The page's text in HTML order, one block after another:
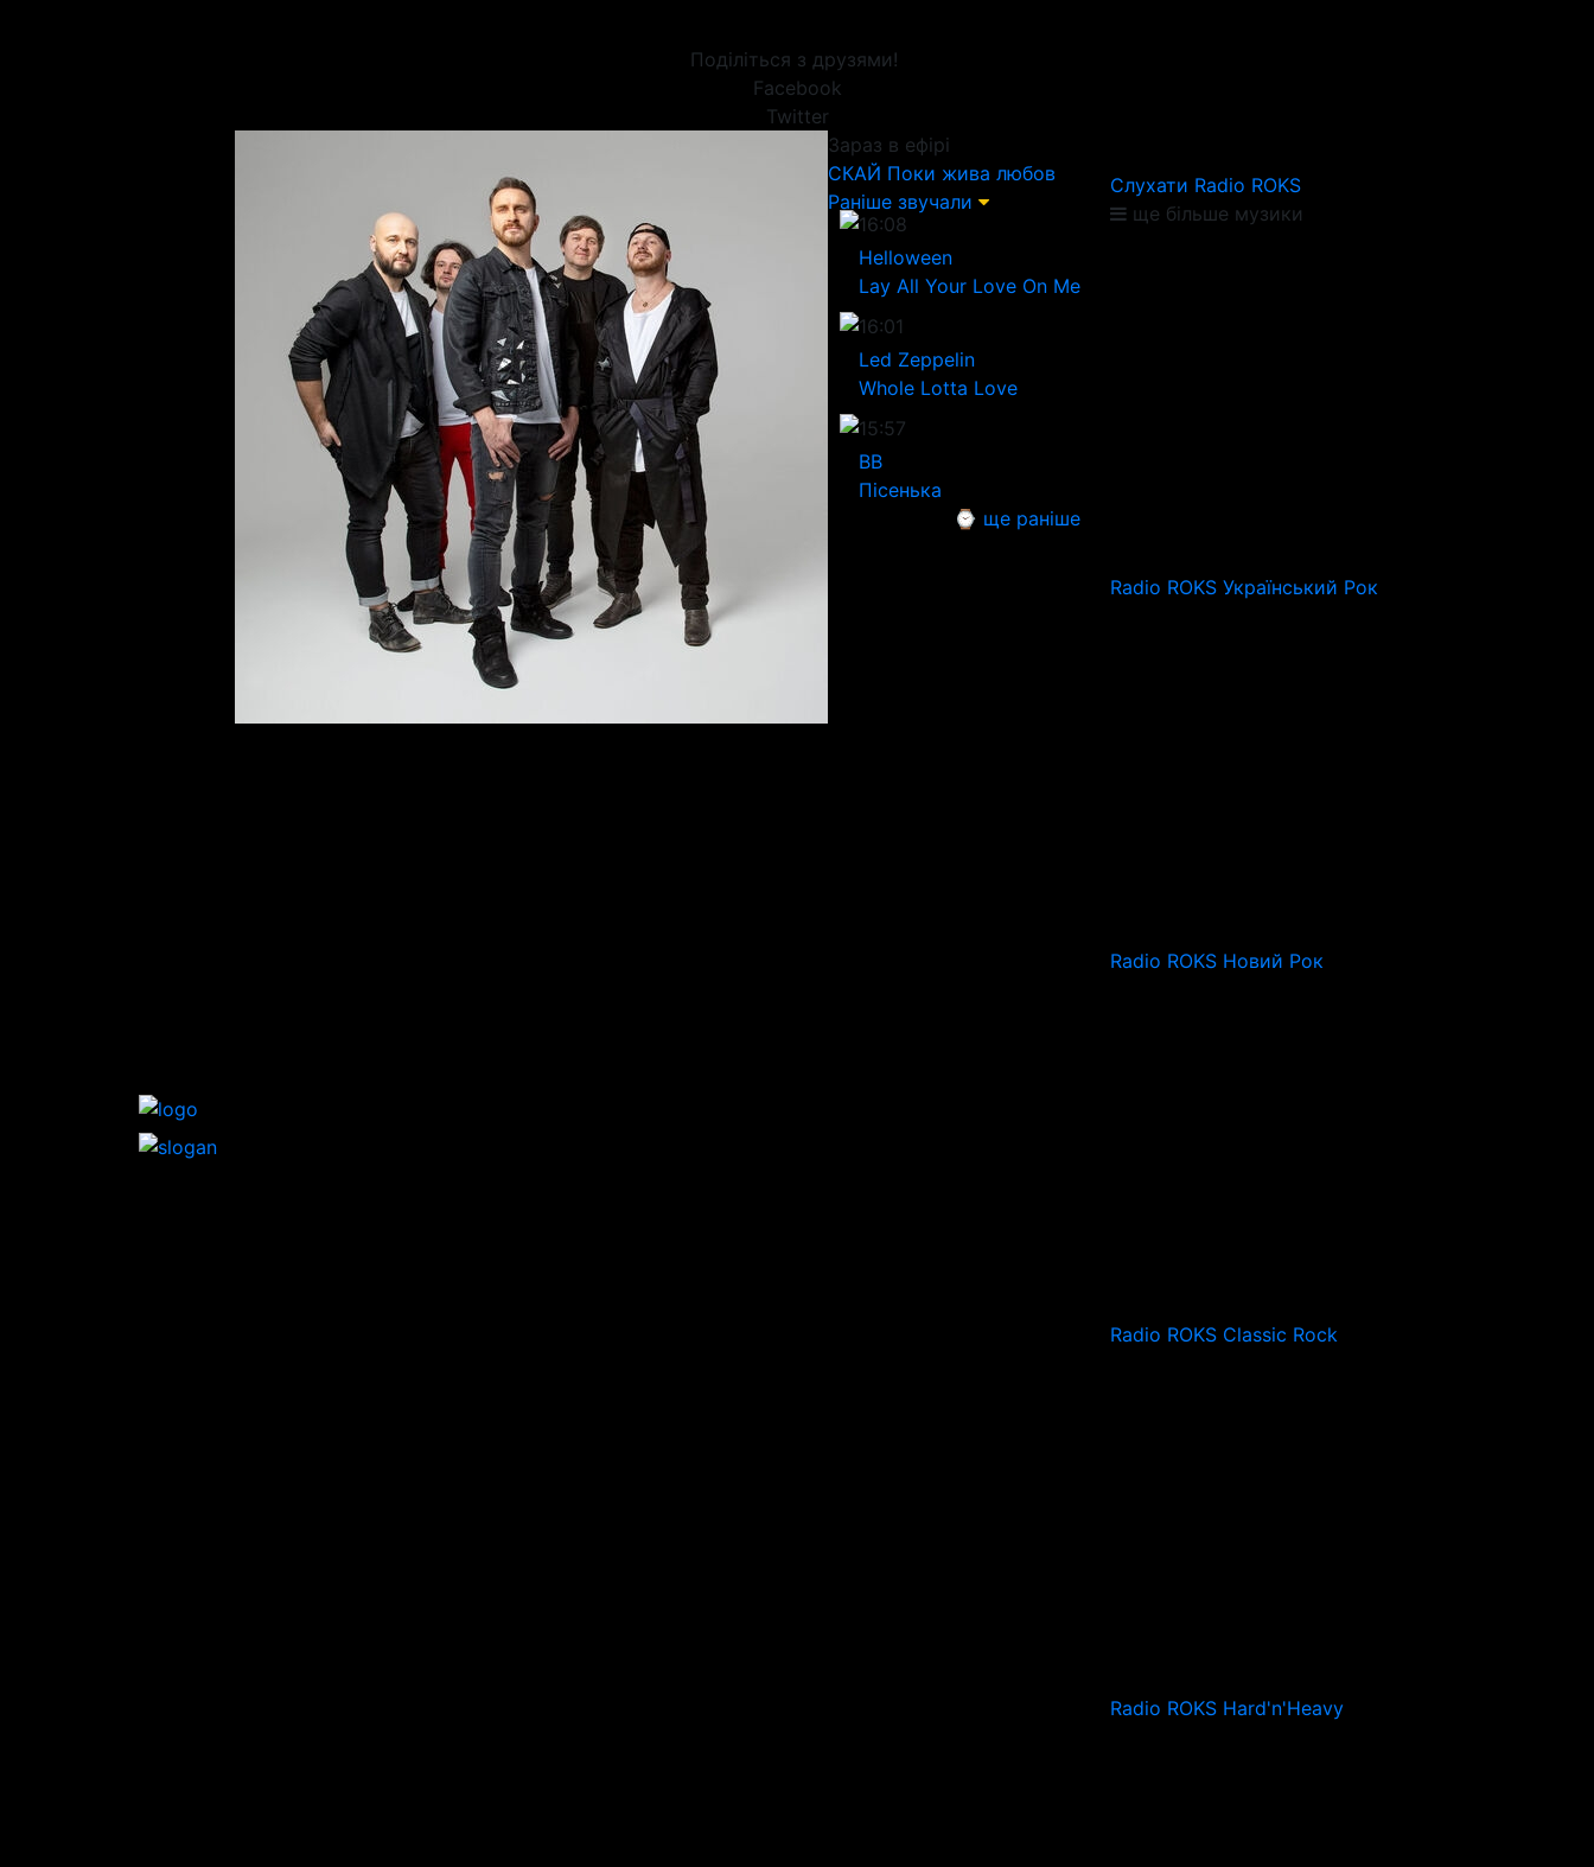
Поділіться з друзями!
Facebook
Twitter
Зараз в ефірі
СКАЙ Поки жива любов
Раніше звучали
16:08
Helloween
Lay All Your Love On Me
16:01
Led Zeppelin
Whole Lotta Love
15:57
ВВ
Пісенька
⌚ ще раніше
Слухати Radio ROKS
ще більше музики
Radio ROKS Український Рок
Radio ROKS Новий Рок
Radio ROKS Classic Rock
Radio ROKS Hard'n'Heavy